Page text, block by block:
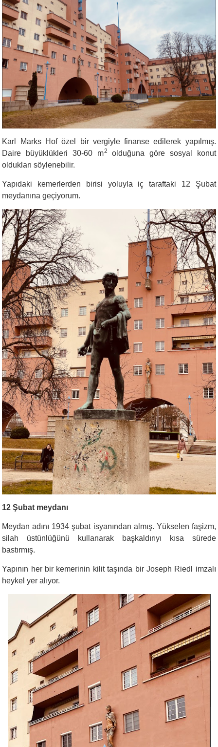
Karl Marks Hof özel bir vergiyle finanse edilerek yapılmış.
Daire büyüklükleri 30-60 m2 olduğuna göre sosyal konut
oldukları söylenebilir.
Yapıdaki kemerlerden birisi yoluyla iç taraftaki 12 Şubat
meydanına geçiyorum.
12 Şubat meydanı
Meydan adını 1934 şubat isyanından almış. Yükselen faşizm,
silah üstünlüğünü kullanarak başkaldırıyı kısa sürede
bastırmış.
Yapının her bir kemerinin kilit taşında bir Joseph Riedl imzalı
heykel yer alıyor.